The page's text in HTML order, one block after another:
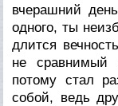
вчерашний
одного, ты
длится
не сравнимый
потому стал
собой, ведь